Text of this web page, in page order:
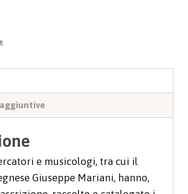
e musicologi, tra cui il
Giuseppe Mariani, hanno,